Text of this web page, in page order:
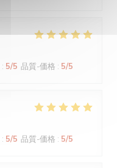
: 5/5 品質-価格 : 5/5
: 5/5 品質-価格 : 5/5